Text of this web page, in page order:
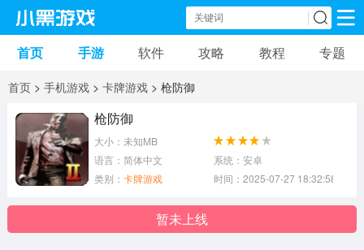
手机游戏 手机软件
安卓游戏
益智游戏 音乐游戏 传奇游戏
竞速游戏 模拟游戏 体育游戏
首页 手游 软件 攻略 教程 专题
首页 > 手机游戏 > 卡牌游戏 > 枪防御
枪防御
大小：未知MB
语言：简体中文
系统：安卓
类别： 卡牌游戏 时间：2025-07-27 18:32:58
暂未上线